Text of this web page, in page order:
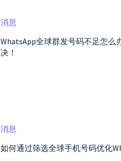
消息
WhatsApp全球群发号码不足怎么
决！
消息
如何通过筛选全球手机号码优化